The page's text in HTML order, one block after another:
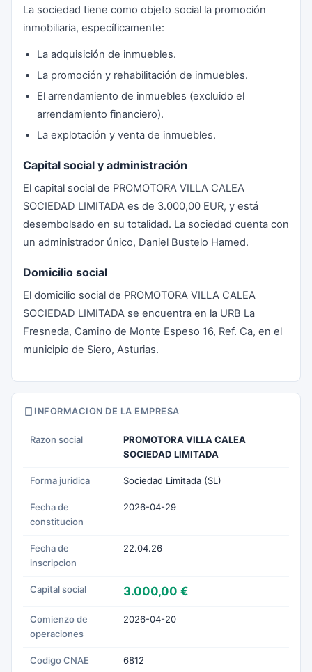
La sociedad tiene como objeto social la promoción
inmobiliaria, específicamente:
La adquisición de inmuebles.
La promoción y rehabilitación de inmuebles.
El arrendamiento de inmuebles (excluido el
arrendamiento financiero).
La explotación y venta de inmuebles.
Capital social y administración
El capital social de PROMOTORA VILLA CALEA
SOCIEDAD LIMITADA es de 3.000,00 EUR, y está
desembolsado en su totalidad. La sociedad cuenta con
un administrador único, Daniel Bustelo Hamed.
Domicilio social
El domicilio social de PROMOTORA VILLA CALEA
SOCIEDAD LIMITADA se encuentra en la URB La
Fresneda, Camino de Monte Espeso 16, Ref. Ca, en el
municipio de Siero, Asturias.
INFORMACION DE LA EMPRESA
Razon social
PROMOTORA VILLA CALEA
SOCIEDAD LIMITADA
Forma juridica Sociedad Limitada (SL)
Fecha de
constitucion
2026-04-29
Fecha de
inscripcion
22.04.26
Capital social 3.000,00 €
Comienzo de
operaciones
2026-04-20
Codigo CNAE 6812